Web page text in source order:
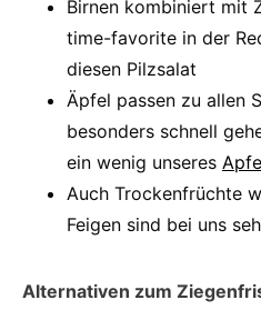
Birnen kombiniert mit
time-favorite in der
diesen Pilzsalat
Äpfel passen zu allen
besonders schnell
ein wenig unseres
Auch Trockenfrüchte
Feigen sind bei uns
Alternativen zum